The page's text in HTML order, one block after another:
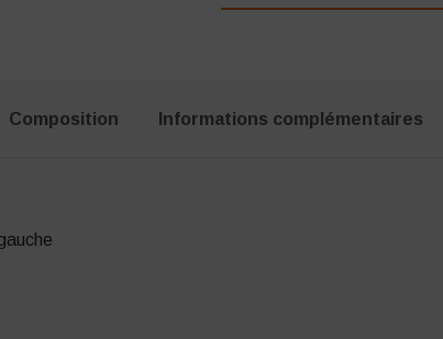
Composition Informations complémentaires